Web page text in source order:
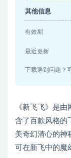
其他信息
有效期
最近更新
下载遇到问题？
《新飞飞》是
含了百款风格的
美奇幻清心的神
可在新飞中的魔